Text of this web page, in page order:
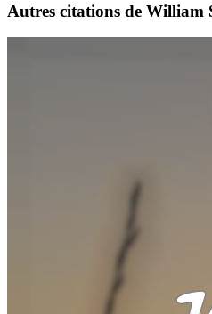
Autres citations de William